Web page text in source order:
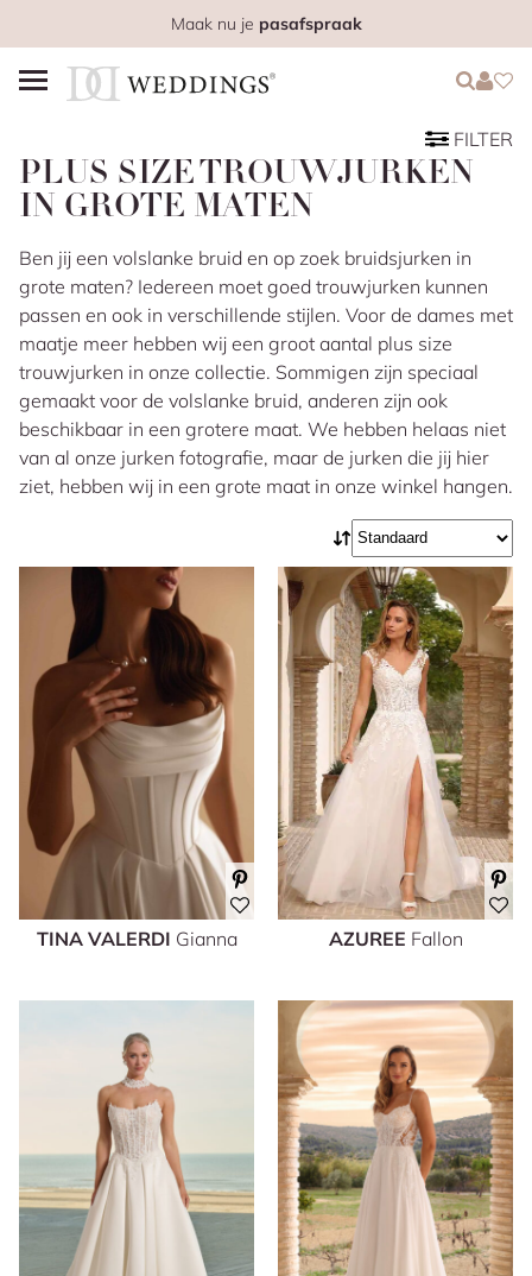
Maak nu je pasafspraak
Login
Login
PLUS SIZE TROUWJURKEN
IN GROTE MATEN
FILTER
Ben jij een volslanke bruid en op zoek bruidsjurken in
grote maten? Iedereen moet goed trouwjurken kunnen
passen en ook in verschillende stijlen. Voor de dames met
maatje meer hebben wij een groot aantal plus size
trouwjurken in onze collectie. Sommigen zijn speciaal
gemaakt voor de volslanke bruid, anderen zijn ook
beschikbaar in een grotere maat. We hebben helaas niet
van al onze jurken fotografie, maar de jurken die jij hier
ziet, hebben wij in een grote maat in onze winkel hangen.
TINA VALERDI Gianna AZUREE Fallon